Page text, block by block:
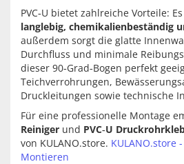
PVC‑U bietet zahlreiche Vorteile:
langlebig, chemikalienbeständig
außerdem sorgt die glatte
Durchfluss und minimale
dieser 90‑Grad‑Bogen perfekt
Teichverrohrungen,
Druckleitungen sowie technische
Für eine professionelle Montage
Reiniger und PVC‑U
von KULANO.store. KULANO.store
Montieren